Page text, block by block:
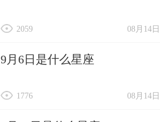
08月14日
2059
9月6日是什么星座
08月14日
1776